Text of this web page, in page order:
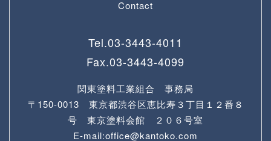
Contact
Tel.03-3443-4011
Fax.03-3443-4099
関東塗料工業組合 事務局
〒150-0013 東京都渋谷区恵比寿３丁目１２番８
号 東京塗料会館 ２０６号室
E-mail:office@kantoko.com